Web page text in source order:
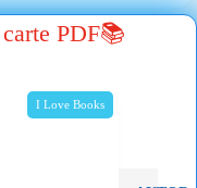
I Love Books
PDF📚